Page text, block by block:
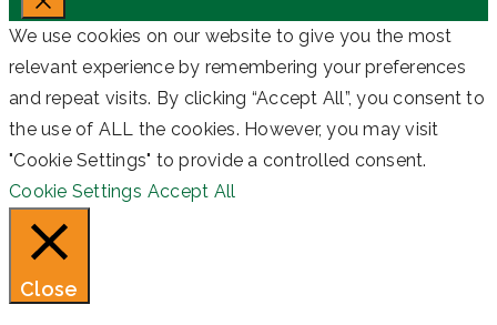
Close
We use cookies on our website to give you the most
relevant experience by remembering your preferences
and repeat visits. By clicking “Accept All”, you consent to
the use of ALL the cookies. However, you may visit
"Cookie Settings" to provide a controlled consent.
Cookie Settings Accept All
Close